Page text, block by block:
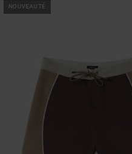
NOUVEAUTÉ